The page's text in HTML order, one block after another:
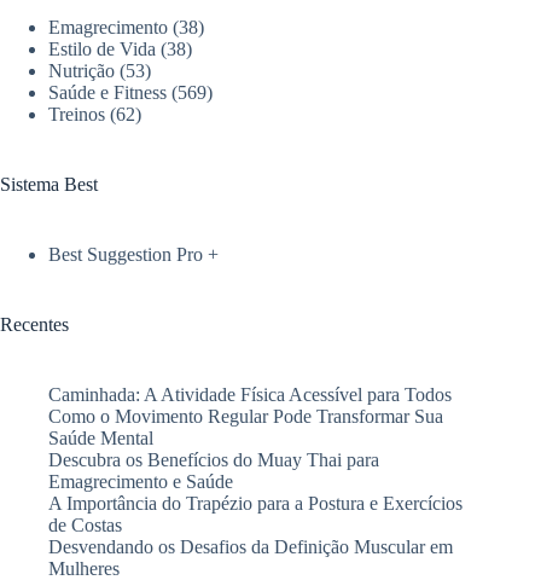
O
que
a
ciência
diz
Emagrecimento (38)
Estilo de Vida (38)
Nutrição (53)
Saúde e Fitness (569)
Treinos (62)
Sistema Best
Best Suggestion Pro +
Recentes
Caminhada: A Atividade Física Acessível para Todos
Como o Movimento Regular Pode Transformar Sua
Saúde Mental
Descubra os Benefícios do Muay Thai para
Emagrecimento e Saúde
A Importância do Trapézio para a Postura e Exercícios
de Costas
Desvendando os Desafios da Definição Muscular em
Mulheres